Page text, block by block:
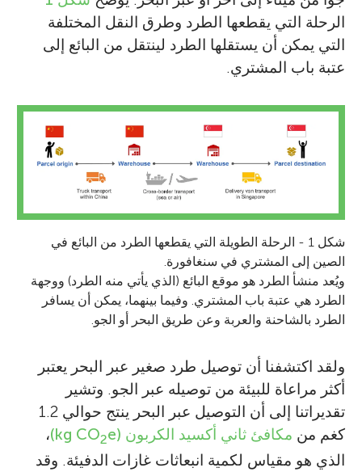
الرحلة التي يقطعها الطرد وطرق النقل المختلفة
التي يمكن أن يستقلها الطرد لينتقل من البائع إلى
عتبة باب المشتري.
شكل 1 - الرحلة الطويلة التي يقطعها الطرد من البائع في
الصين إلى المشتري في سنغافورة.
ويُعد منشأ الطرد هو موقع البائع (الذي يأتي منه الطرد) ووجهة
الطرد هي عتبة باب المشتري. وفيما بينهما، يمكن أن يسافر
الطرد بالشاحنة والعربة وعن طريق البحر أو الجو.
ولقد اكتشفنا أن توصيل طرد صغير عبر البحر يعتبر
أكثر مراعاة للبيئة من توصيله عبر الجو. وتشير
تقديراتنا إلى أن التوصيل عبر البحر ينتج حوالي 1.2
كغم من مكافئ ثاني أكسيد الكربون (kg CO 2e)
،
الذي هو مقياس لكمية انبعاثات غازات الدفيئة. وقد